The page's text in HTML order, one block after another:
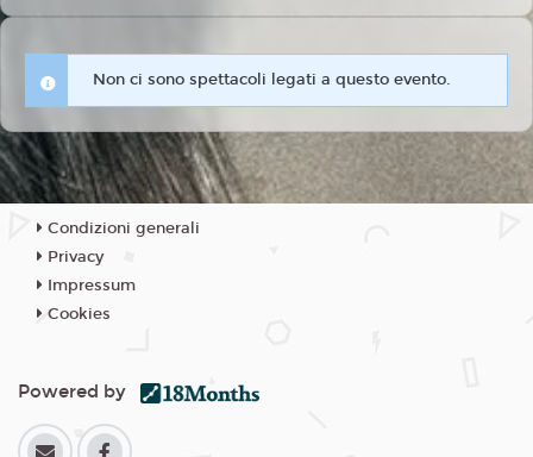
Non ci sono spettacoli legati a questo evento.
Condizioni generali
Privacy
Impressum
Cookies
Powered by